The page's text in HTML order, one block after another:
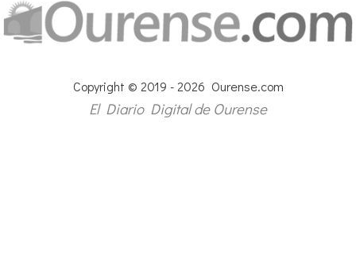
Copyright © 2019 - 2026 Ourense.com
El Diario Digital de Ourense